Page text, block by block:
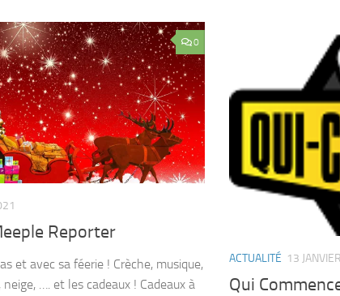
0
Reporter
et avec sa féerie ! Crèche, musique,
…. et les cadeaux ! Cadeaux à
ACTUALITÉ 13
Qui